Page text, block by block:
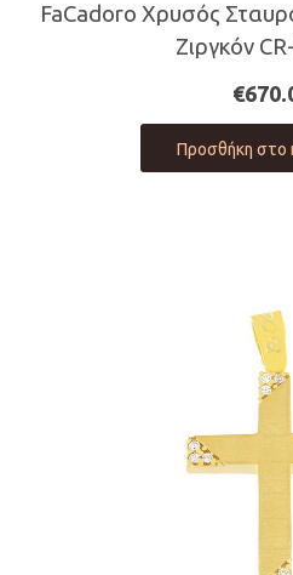
FaCadoro Χρυσός
Ζιργκόν
€
Προσθήκη στο